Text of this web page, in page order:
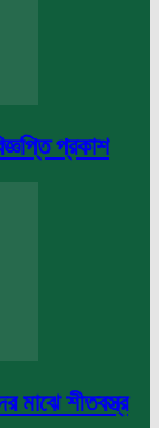
প্রকাশ
মাঝে শীতবস্ত্র